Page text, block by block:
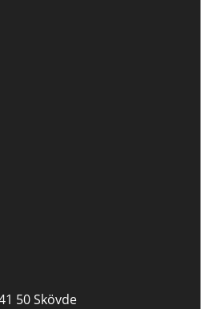
50 Skövde